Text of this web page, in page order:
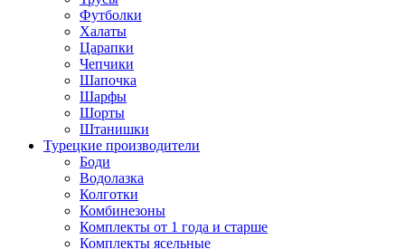
Футболки
Халаты
Царапки
Чепчики
Шапочка
Шарфы
Шорты
Штанишки
Турецкие производители
Боди
Водолазка
Колготки
Комбинезоны
Комплекты от 1 года и старше
Комплекты ясельные